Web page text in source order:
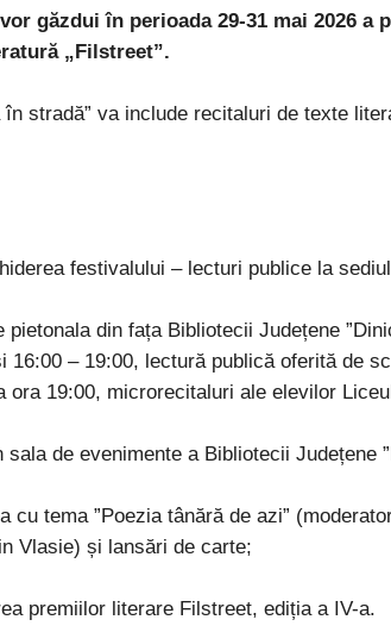
găzdui în perioada 29-31 mai 2026 a
„Filstreet”.
în stradă” va include recitaluri de texte
festivalului – lecturi publice la
pietonala din fața Bibliotecii Județene
16:00 – 19:00, lectură publică oferită de
ora 19:00, microrecitaluri ale elevilor
de evenimente a Bibliotecii Județene
cu tema ”Poezia tânără de azi”
Vlasie) și lansări de carte;
premiilor literare Filstreet, ediția a IV-a.